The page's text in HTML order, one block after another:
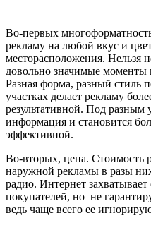
Во-первых
рекламу на любой вкус и
месторасположения. Нельзя
довольно значимые моменты
Разная форма, разный стиль
участках делает рекламу
результативной. Под разным
информация и становится
эффективной.
Во-вторых, цена. Стоимость
наружной рекламы в разы
радио. Интернет
покупателей, но не
ведь чаще всего ее